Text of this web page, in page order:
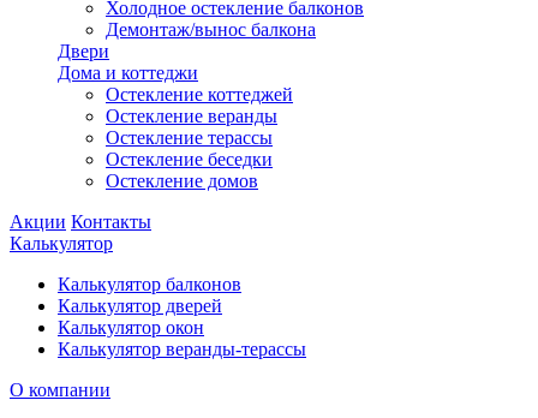
Холодное остекление балконов
Демонтаж/вынос балкона
Двери
Дома и коттеджи
Остекление коттеджей
Остекление веранды
Остекление терассы
Остекление беседки
Остекление домов
Акции Контакты
Калькулятор
Калькулятор балконов
Калькулятор дверей
Калькулятор окон
Калькулятор веранды-терассы
О компании